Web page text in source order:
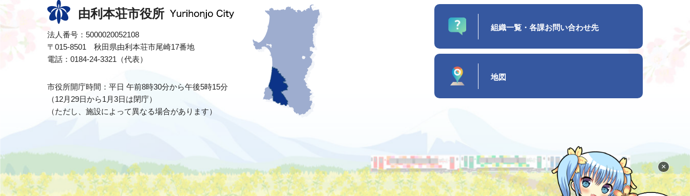
×
由利本荘市役所
法人番号：5000020052108
〒015-8501 秋田県由利本荘市尾崎17番地
電話：0184-24-3321（代表）
市役所開庁時間：平日 午前8時30分から午後5時15分
（12月29日から1月3日は閉庁）
（ただし、施設によって異なる場合があります）
組織一覧・各課お問い合わせ先
地図